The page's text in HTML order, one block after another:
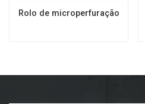
Rolo de microperfuração